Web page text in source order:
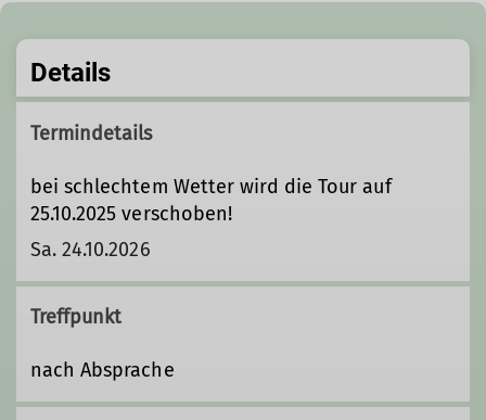
Details
Termindetails
bei schlechtem Wetter wird die Tour auf
25.10.2025 verschoben!
Sa. 24.10.2026
Treffpunkt
nach Absprache